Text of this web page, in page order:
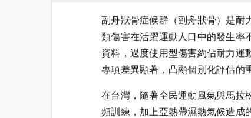
副舟狀骨症候群（副舟狀骨）是耐
類傷害在活躍運動人口中的發生率
資料，過度使用型傷害約佔耐力運
專項差異顯著，凸顯個別化評估的
在台灣，隨著全民運動風氣與馬拉
頻訓練，加上亞熱帶濕熱氣候造成